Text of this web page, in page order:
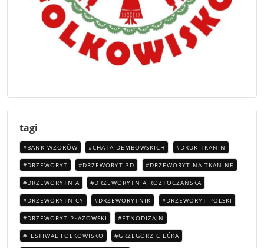
tagi
BANK WZORÓW CHATA DEMBOWSKICH DRUK TKANIN
DRZEWORYT DRZEWORYT 3D DRZEWORYT NA TKANINĘ
DRZEWORYTNIA DRZEWORYTNIA ROZTOCZAŃSKA
DRZEWORYTNICY DRZEWORYTNIK DRZEWORYT POLSKI
DRZEWORYT PŁAZOWSKI ETNODIZAJN
FESTIWAL FOLKOWISKO GRZEGORZ CIEĆKA